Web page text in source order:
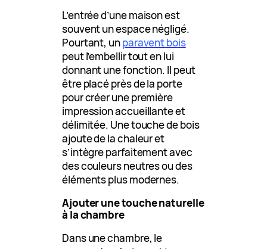
L’entrée d’une maison est
souvent un espace négligé.
Pourtant, unparavent bois
peut l’embellir tout en lui
donnant une fonction. Il peut
être placé près de la porte
pour créer une première
impression accueillante et
délimitée. Une touche de bois
ajoute de la chaleur et
s’intègre parfaitement avec
des couleurs neutres ou des
éléments plus modernes.
Ajouter une touche naturelle
à la chambre
Dans une chambre, le